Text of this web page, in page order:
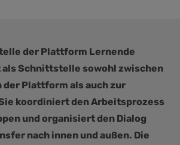
der Plattform Lernende
Schnittstelle sowohl zwischen
Plattform als auch zur
koordiniert den Arbeitsprozess
und organisiert den Dialog
nach innen und außen. Die